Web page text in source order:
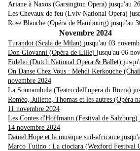
Ariane à Naxos (Garsington Opera) jusqu'au
Les Chevaux de feu (Lviv National Opera)
Rose Blanche (Opéra de Hambourg) jusqu'au
Novembre 2024
Turandot (Scala de Milan) jusqu'au 03
Don Giovanni (Opéra de Lille) jusqu'au 06
Fidelio (Dutch National Opera & Ballet)
On Danse Chez Vous : Mehdi Kerkouche
novembre 2024
La Sonnambula (Teatro dell'opera di Roma)
Roméo, Juliette, Thomas et les autres (Opéra
11 novembre 2024
Les Contes d'Hoffmann (Festival de Salzburg)
14 novembre 2024
Daniel Hope et la musique sud-africaine
Marco Tutino : La ciociara (Wexford Festival